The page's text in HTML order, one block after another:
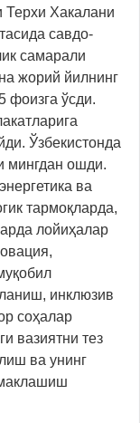
Терхи Хакалани
савдо-
самарали
жорий йилнинг
фоизга ўсди.
Ўзбекистонда
мингдан ошди.
ва
тармоқларда,
лойиҳалар
инклюзив
соҳалар
вазиятни тез
ва унинг